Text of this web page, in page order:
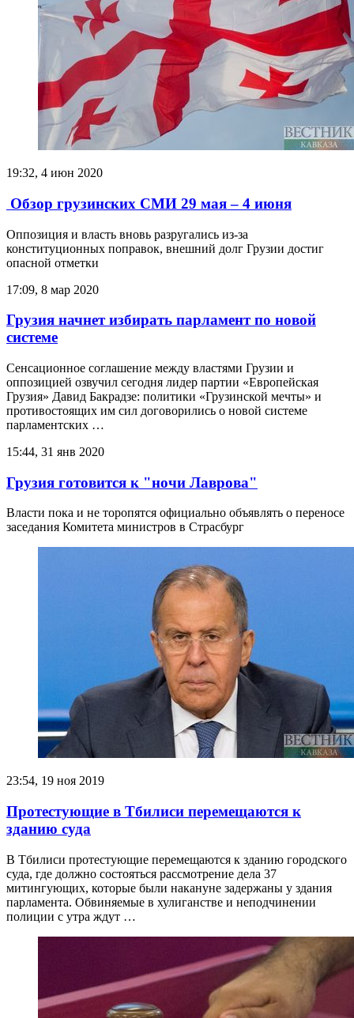
19:32, 4 июн 2020
Обзор грузинских СМИ 29 мая – 4 июня
Оппозиция и власть вновь разругались из-за
конституционных поправок, внешний долг Грузии достиг
опасной отметки
17:09, 8 мар 2020
Грузия начнет избирать парламент по новой
системе
Сенсационное соглашение между властями Грузии и
оппозицией озвучил сегодня лидер партии «Европейская
Грузия» Давид Бакрадзе: политики «Грузинской мечты» и
противостоящих им сил договорились о новой системе
парламентских …
15:44, 31 янв 2020
Грузия готовится к "ночи Лаврова"
Власти пока и не торопятся официально объявлять о переносе
заседания Комитета министров в Страсбург
23:54, 19 ноя 2019
Протестующие в Тбилиси перемещаются к
зданию суда
В Тбилиси протестующие перемещаются к зданию городского
суда, где должно состояться рассмотрение дела 37
митингующих, которые были накануне задержаны у здания
парламента. Обвиняемые в хулиганстве и неподчинении
полиции с утра ждут …